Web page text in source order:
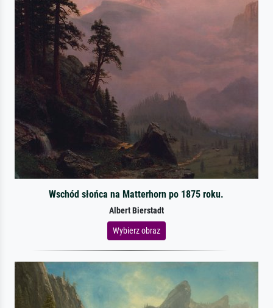
Wschód słońca na Matterhorn po 1875 roku.
Albert Bierstadt
Wybierz obraz